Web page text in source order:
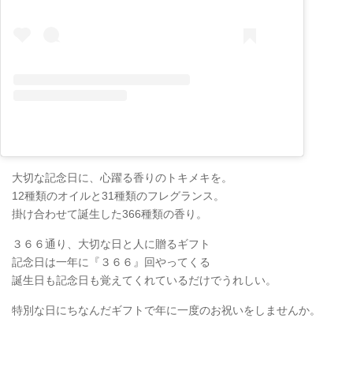
大切な記念日に、心躍る香りのトキメキを。
12種類のオイルと31種類のフレグランス。
掛け合わせて誕生した366種類の香り。
３６６通り、大切な日と人に贈るギフト
記念日は一年に『３６６』回やってくる
誕生日も記念日も覚えてくれているだけでうれしい。
特別な日にちなんだギフトで年に一度のお祝いをしませんか。